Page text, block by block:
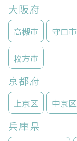
大阪府
高槻市 守口市
枚方市
京都府
上京区 中京区
兵庫県